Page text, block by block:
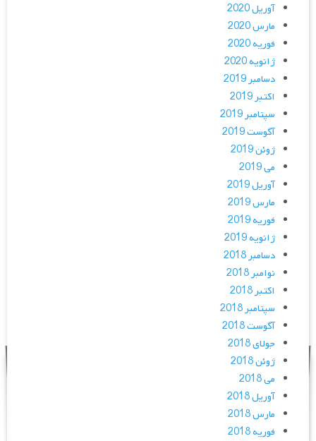
آوریل 2020
مارس 2020
فوریه 2020
ژانویه 2020
دسامبر 2019
اکتبر 2019
سپتامبر 2019
آگوست 2019
ژوئن 2019
می 2019
آوریل 2019
مارس 2019
فوریه 2019
ژانویه 2019
دسامبر 2018
نوامبر 2018
اکتبر 2018
سپتامبر 2018
آگوست 2018
جولای 2018
ژوئن 2018
می 2018
آوریل 2018
مارس 2018
فوریه 2018